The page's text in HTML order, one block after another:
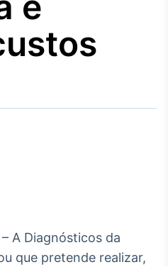
Agro
Tudo sobre o
agronegócio
Broadcast
Energia
O setor de
energia elétrica
A Diagnósticos da
que pretende realizar,